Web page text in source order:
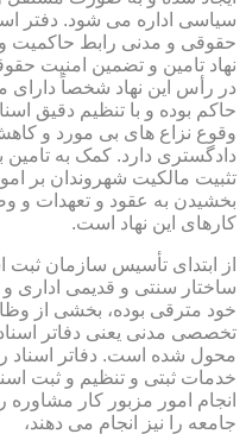
سیاسی اداره می شود. دفتر
حقوقی و مدنی رابط حاکمیت
نهاد تامین و تضمین امنیت
در رأس این نهاد شخصاً
حاکم بوده و با تنظیم دقیق
وقوع نزاع های بی مورد و
دادگستری دارد. کمک به
تثبیت مالکیت شهروندان بر
بخشیدن به عقود و تعهدات و
کارهای این نهاد است.
از ابتدای تأسیس سازمان ثبت
ساختار سنتی و قدیمی اداری
خود مترقی بوده، بخشی از
تخصصی مدنی یعنی دفاتر
محول شده است. دفاتر
خدمات ثبتی و تنظیم و ثبت
انجام امور مزبور کار
جامعه را نیز انجام می دهند،